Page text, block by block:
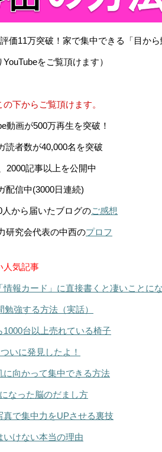
価11万突破！家で集中できる「目か
YouTubeをご覧頂けます）
下からご覧頂けます。
動画が500万再生を突破！
読者数が40,000名を突破
2000記事以上を公開中
配信中(3000日連続)
人から届いたブログのご感想
研究会代表の中西のプロフ
人気記事
報カード」に直接書くと凄いことに
勉強する方法（実話）
1000台以上売れている椅子
いに発見したよ！
に向かって集中できる方法
なった脳のだまし方
真で集中力をUPさせる裏技
いけない本当の理由